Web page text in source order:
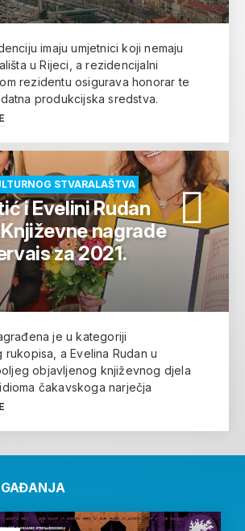
imaju umjetnici koji nemaju
u Rijeci, a rezidencijalni
rezidentu osigurava honorar te
produkcijska sredstva.
STVARALAŠTVA
i Evelini Rudan
nagrade
za 2021.
je u kategoriji
a Evelina Rudan u
objavljenog književnog djela
čakavskoga narječja